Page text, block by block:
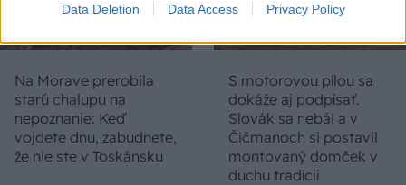
Data Deletion Data Access Privacy Policy
Na Morave prerobila
starú chalupu na
nepoznanie: Keď
vojdete dnu, zabudnete,
že nie ste v Toskánsku
S motorovou pílou sa
dokáže aj podpísať.
Slovák sa nebál a v
Čičmanoch si postavil
montovaný domček v
duchu tradícií